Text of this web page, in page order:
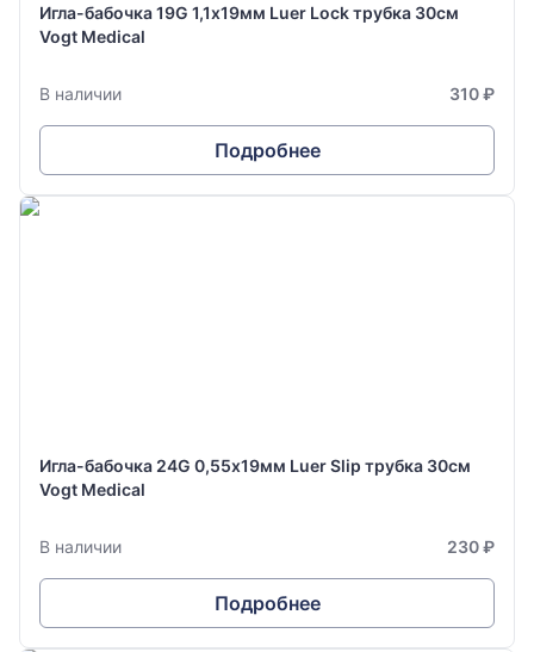
Игла-бабочка 19G 1,1х19мм Luer Lock трубка 30см
Vogt Medical
В наличии 310 ₽
Подробнее
Игла-бабочка 24G 0,55х19мм Luer Slip трубка 30см
Vogt Medical
В наличии 230 ₽
Подробнее